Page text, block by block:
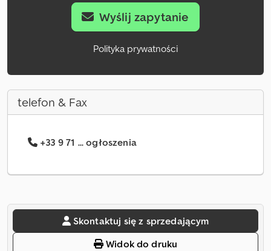
Wyślij zapytanie
Polityka prywatności
telefon & Fax
+33 9 71 ... ogłoszenia
Skontaktuj się z sprzedającym
Widok do druku